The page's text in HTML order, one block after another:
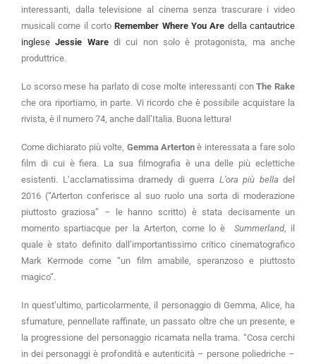
interessanti, dalla televisione al cinema senza trascurare i video
musicali come il cortoRemember Where You Are della cantautrice
ingleseJessie Waredi cui non solo è protagonista, ma anche
produttrice.
Lo scorso mese ha parlato di cose molte interessanti conThe Rake
che ora riportiamo, in parte. Vi ricordo che è possibile acquistare la
rivista, è il numero 74, anche dall’Italia. Buona lettura!
Come dichiarato più volte, Gemma Arterton è interessata a fare solo
film di cui è fiera. La sua filmografia è una delle più eclettiche
esistenti. L’acclamatissima dramedy di guerra L’ora più bella del
2016 (“Arterton conferisce al suo ruolo una sorta di moderazione
piuttosto graziosa” – le hanno scritto) è stata decisamente un
momento spartiacque per la Arterton, come lo è Summerland, il
quale è stato definito dall’importantissimo critico cinematografico
Mark Kermode come “un film amabile, speranzoso e piuttosto
magico”.
In quest’ultimo, particolarmente, il personaggio di Gemma, Alice, ha
sfumature, pennellate raffinate, un passato oltre che un presente, e
la progressione del personaggio ricamata nella trama. “Cosa cerchi
in dei personaggi è profondità e autenticità – persone poliedriche –